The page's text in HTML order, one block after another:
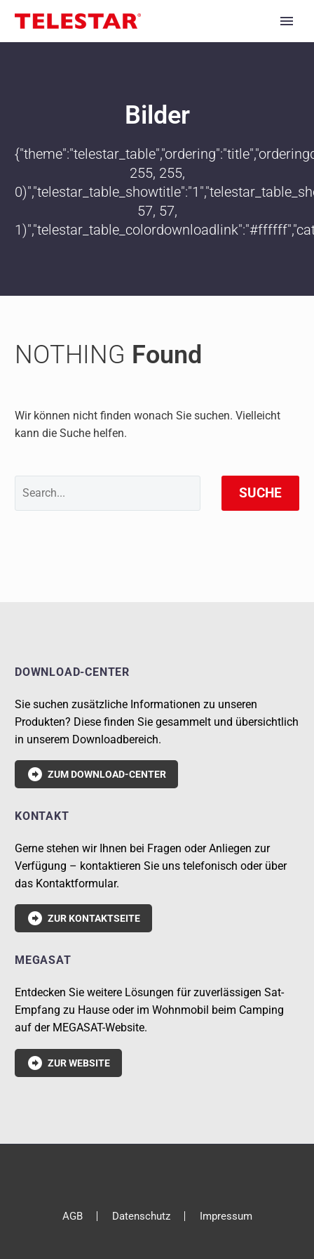
Bilder
255, 255,
57, 57,
NOTHING Found
Wir können nicht finden wonach Sie suchen. Vielleicht
kann die Suche helfen.
SUCHE
DOWNLOAD-CENTER
Sie suchen zusätzliche Informationen zu unseren
Produkten? Diese finden Sie gesammelt und übersichtlich
in unserem Downloadbereich.
 ZUM DOWNLOAD-CENTER
KONTAKT
Gerne stehen wir Ihnen bei Fragen oder Anliegen zur
Verfügung – kontaktieren Sie uns telefonisch oder über
das Kontaktformular.
 ZUR KONTAKTSEITE
MEGASAT
Entdecken Sie weitere Lösungen für zuverlässigen Sat-
Empfang zu Hause oder im Wohnmobil beim Camping
auf der MEGASAT-Website.
 ZUR WEBSITE
AGB Datenschutz Impressum